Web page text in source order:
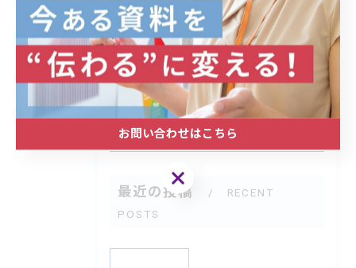
研修
セミナー
提案
企業
デザイン
最近の投稿
RECENT
POSTS
お問い合わせはこちら
お問い合わせはこちら